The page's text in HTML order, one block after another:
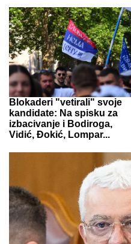
Blokaderi "vetirali" svoje
kandidate: Na spisku za
izbacivanje i Bodiroga,
Vidić, Đokić, Lompar...